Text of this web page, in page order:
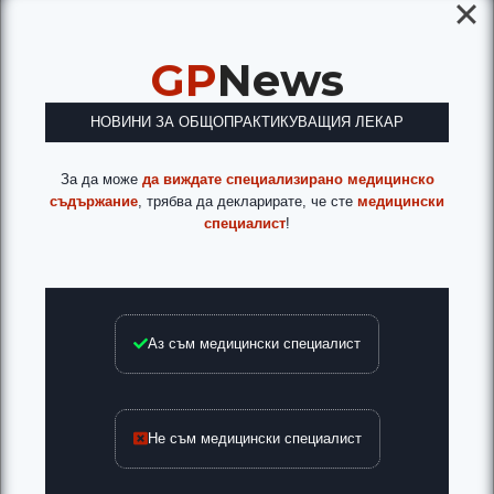
GPNews
НОВИНИ ЗА ОБЩОПРАКТИКУВАЩИЯ ЛЕКАР
За да може да виждате специализирано медицинско
съдържание , трябва да декларирате, че сте медицински
специалист!
Аз съм медицински специалист
Не съм медицински специалист